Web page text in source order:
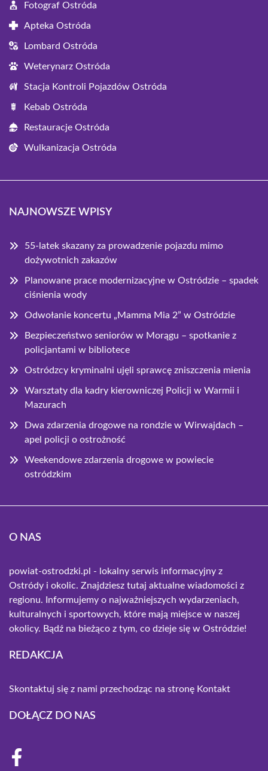
Fotograf Ostróda
Apteka Ostróda
Lombard Ostróda
Weterynarz Ostróda
Stacja Kontroli Pojazdów Ostróda
Kebab Ostróda
Restauracje Ostróda
Wulkanizacja Ostróda
NAJNOWSZE WPISY
55-latek skazany za prowadzenie pojazdu mimo
dożywotnich zakazów
Planowane prace modernizacyjne w Ostródzie – spadek
ciśnienia wody
Odwołanie koncertu „Mamma Mia 2” w Ostródzie
Bezpieczeństwo seniorów w Morągu – spotkanie z
policjantami w bibliotece
Ostródzcy kryminalni ujęli sprawcę zniszczenia mienia
Warsztaty dla kadry kierowniczej Policji w Warmii i
Mazurach
Dwa zdarzenia drogowe na rondzie w Wirwajdach –
apel policji o ostrożność
Weekendowe zdarzenia drogowe w powiecie
ostródzkim
O NAS
powiat-ostrodzki.pl - lokalny serwis informacyjny z
Ostródy i okolic. Znajdziesz tutaj aktualne wiadomości z
regionu. Informujemy o najważniejszych wydarzeniach,
kulturalnych i sportowych, które mają miejsce w naszej
okolicy. Bądź na bieżąco z tym, co dzieje się w Ostródzie!
REDAKCJA
Skontaktuj się z nami przechodząc na stronę Kontakt
DOŁĄCZ DO NAS